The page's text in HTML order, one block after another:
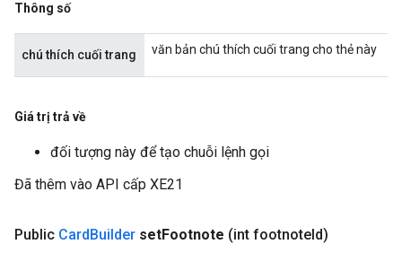
Thông số
chú thích cuối trang văn bản chú thích cuối trang cho thẻ này
Giá trị trả về
đối tượng này để tạo chuỗi lệnh gọi
Đã thêm vào API cấp XE21
Public CardBuilder setFootnote (int footnoteId)